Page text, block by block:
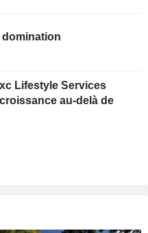
Lifestyle Services
au-delà de